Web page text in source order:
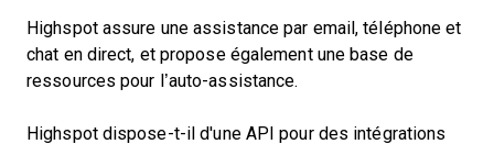
Highspot assure une assistance par email, téléphone et
chat en direct, et propose également une base de
ressources pour l’auto-assistance.
Highspot dispose-t-il d'une API pour des intégrations